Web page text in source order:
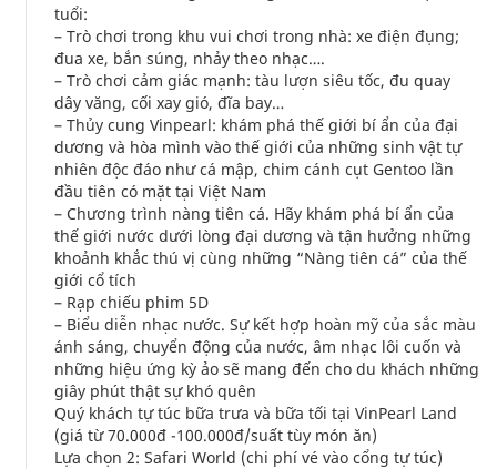
tuổi:
– Trò chơi trong khu vui chơi trong nhà: xe điện đụng;
đua xe, bắn súng, nhảy theo nhạc….
– Trò chơi cảm giác mạnh: tàu lượn siêu tốc, đu quay
dây văng, cối xay gió, đĩa bay…
– Thủy cung Vinpearl: khám phá thế giới bí ẩn của đại
dương và hòa mình vào thế giới của những sinh vật tự
nhiên độc đáo như cá mập, chim cánh cụt Gentoo lần
đầu tiên có mặt tại Việt Nam
– Chương trình nàng tiên cá. Hãy khám phá bí ẩn của
thế giới nước dưới lòng đại dương và tận hưởng những
khoảnh khắc thú vị cùng những “Nàng tiên cá” của thế
giới cổ tích
– Rạp chiếu phim 5D
– Biểu diễn nhạc nước. Sự kết hợp hoàn mỹ của sắc màu
ánh sáng, chuyển động của nước, âm nhạc lôi cuốn và
những hiệu ứng kỳ ảo sẽ mang đến cho du khách những
giây phút thật sự khó quên
Quý khách tự túc bữa trưa và bữa tối tại VinPearl Land
(giá từ 70.000đ -100.000đ/suất tùy món ăn)
Lựa chọn 2: Safari World (chi phí vé vào cổng tự túc)